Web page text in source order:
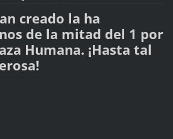
creado la ha
de la mitad del 1 por
Humana. ¡Hasta tal